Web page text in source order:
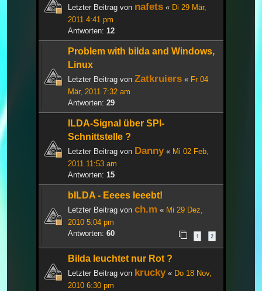
Letzter Beitrag von nafets « Di 29 Mär,
2011 4:41 pm
Antworten: 12
Problem with bilda and Windows,
Linux
Letzter Beitrag von Zatkruiers « Fr 04
Mär, 2011 7:32 am
Antworten: 29
ILDA-Signal über SPI-
Schnittstelle ?
Letzter Beitrag von Danny« Mi 02 Feb,
2011 11:53 am
Antworten: 15
bILDA - Eeees leeebt!
Letzter Beitrag von ch.m « Mi 29 Dez,
2010 5:04 pm
Antworten: 60 1 2
Bilda leuchtet nur Rot ?
Letzter Beitrag von krucky« Do 18 Nov,
2010 6:30 pm